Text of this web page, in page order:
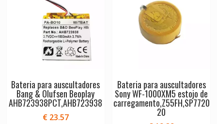
Bateria para auscultadores
Bang & Olufsen Beoplay
AHB723938PCT,AHB723938
€23.57
Bateria para auscultadores
Sony WF-1000XM5 estojo de
carregamento,Z55FH,SP7720
20